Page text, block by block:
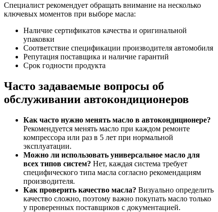
Специалист рекомендует обращать внимание на несколько
ключевых моментов при выборе масла:
Наличие сертификатов качества и оригинальной
упаковки
Соответствие спецификации производителя автомобиля
Репутация поставщика и наличие гарантий
Срок годности продукта
Часто задаваемые вопросы об
обслуживании автокондиционеров
Как часто нужно менять масло в автокондиционере?
Рекомендуется менять масло при каждом ремонте
компрессора или раз в 5 лет при нормальной
эксплуатации.
Можно ли использовать универсальное масло для
всех типов систем? Нет, каждая система требует
специфического типа масла согласно рекомендациям
производителя.
Как проверить качество масла? Визуально определить
качество сложно, поэтому важно покупать масло только
у проверенных поставщиков с документацией.